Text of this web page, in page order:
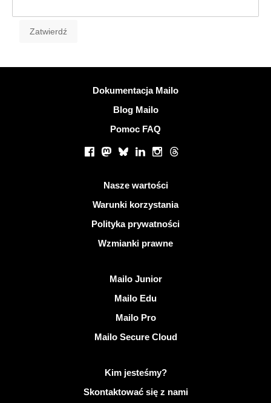
Dokumentacja Mailo
Blog Mailo
Pomoc FAQ
Portale społecznościowe
Facebook
Mastodon
BlueskyLinkedInInstagram
Threads
Nasze wartości
Warunki korzystania
Polityka prywatności
Wzmianki prawne
Mailo Junior
Mailo Edu
Mailo Pro
Mailo Secure Cloud
Więcej informacji na temat Mailo
Kim jesteśmy?
Skontaktować się z nami